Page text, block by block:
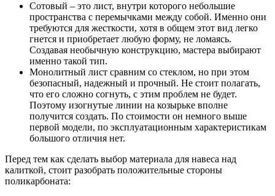
Сотовый – это лист, внутри которого небольшие
пространства с перемычками между собой. Именно они
требуются для жесткости, хотя в общем этот вид легко
гнется и приобретает любую форму, не ломаясь.
Создавая необычную конструкцию, мастера выбирают
именно такой тип.
Монолитный лист сравним со стеклом, но при этом
безопасный, надежный и прочный. Не стоит полагать,
что его сложно согнуть, с этим проблем не будет.
Поэтому изогнутые линии на козырьке вполне
получится создать. По стоимости он немного выше
первой модели, по эксплуатационным характеристикам
большого отличия нет.
Перед тем как сделать выбор материала для навеса над
калиткой, стоит разобрать положительные стороны
поликарбоната: